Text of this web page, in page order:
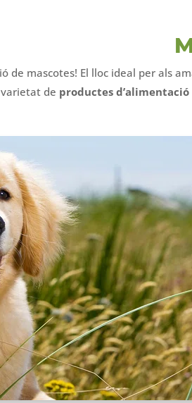
de mascotes! El lloc ideal per als
de productes d’alimentació